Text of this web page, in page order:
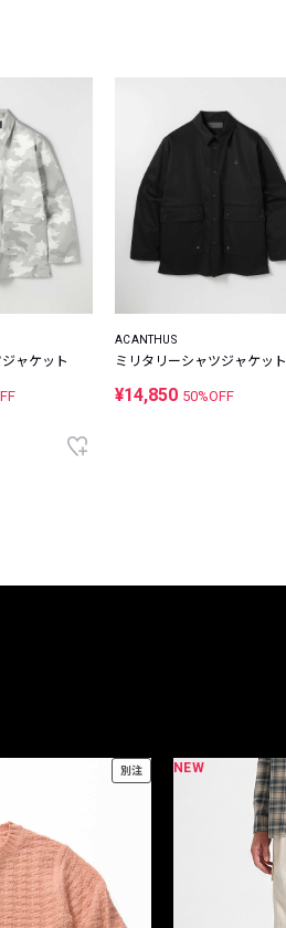
ャケット
ACANTHUS
ミリタリーシャツジャケット
¥14,850 50%OFF
別注 NEW